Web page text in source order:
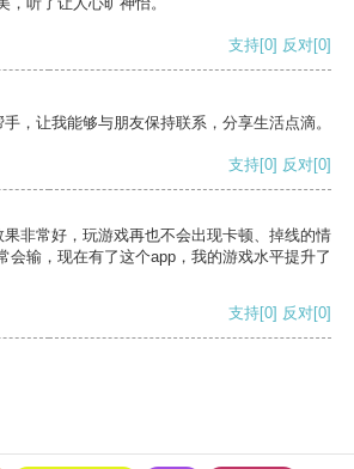
支持[0] 反对[0]
，让我能够与朋友保持联系，分享生活点滴。
支持[0] 反对[0]
非常好，玩游戏再也不会出现卡顿、掉线的情
会输，现在有了这个app，我的游戏水平提升了
支持[0] 反对[0]